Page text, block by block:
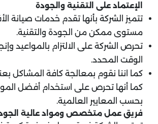
الإعتماد على التقنية والجودة
تتميز الشركة بأنها تقدم خدمات صيانة
مستوى ممكن من الجودة والتقنية.
تحرص الشركة على الالتزام بالمواعيد
الوقت المحدد.
كما اننا نقوم بمعالجة كافة المشاكل
كما أنها تحرص على استخدام أفضل
بحسب المعايير العالمية.
فريق عمل متخصص ومواد عالية